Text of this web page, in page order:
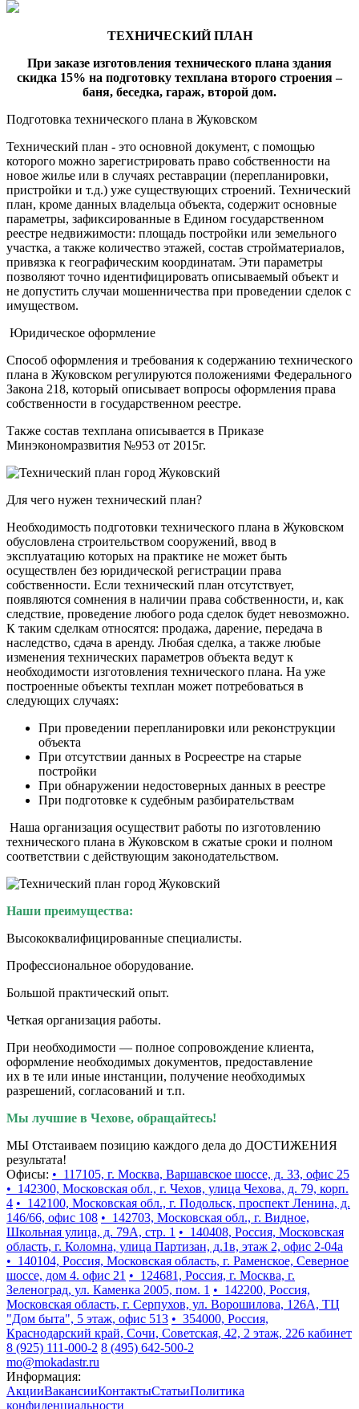
ТЕХНИЧЕСКИЙ ПЛАН
При заказе изготовления технического плана здания
скидка 15% на подготовку техплана второго строения –
баня, беседка, гараж, второй дом.
Подготовка технического плана в Жуковском
Технический план - это основной документ, с помощью
которого можно зарегистрировать право собственности на
новое жилье или в случаях реставрации (перепланировки,
пристройки и т.д.) уже существующих строений. Технический
план, кроме данных владельца объекта, содержит основные
параметры, зафиксированные в Едином государственном
реестре недвижимости: площадь постройки или земельного
участка, а также количество этажей, состав стройматериалов,
привязка к географическим координатам. Эти параметры
позволяют точно идентифицировать описываемый объект и
не допустить случаи мошенничества при проведении сделок с
имуществом.
Юридическое оформление
Способ оформления и требования к содержанию технического
плана в Жуковском регулируются положениями Федерального
Закона 218, который описывает вопросы оформления права
собственности в государственном реестре.
Также состав техплана описывается в Приказе
Минэкономразвития №953 от 2015г.
Для чего нужен технический план?
Необходимость подготовки технического плана в Жуковском
обусловлена строительством сооружений, ввод в
эксплуатацию которых на практике не может быть
осуществлен без юридической регистрации права
собственности. Если технический план отсутствует,
появляются сомнения в наличии права собственности, и, как
следствие, проведение любого рода сделок будет невозможно.
К таким сделкам относятся: продажа, дарение, передача в
наследство, сдача в аренду. Любая сделка, а также любые
изменения технических параметров объекта ведут к
необходимости изготовления технического плана. На уже
построенные объекты техплан может потребоваться в
следующих случаях:
При проведении перепланировки или реконструкции
объекта
При отсутствии данных в Росреестре на старые
постройки
При обнаружении недостоверных данных в реестре
При подготовке к судебным разбирательствам
Наша организация осуществит работы по изготовлению
технического плана в Жуковском в сжатые сроки и полном
соответствии с действующим законодательством.
Наши преимущества:
Высококвалифицированные специалисты.
Профессиональное оборудование.
Большой практический опыт.
Четкая организация работы.
При необходимости — полное сопровождение клиента,
оформление необходимых документов, предоставление
их в те или иные инстанции, получение необходимых
разрешений, согласований и т.п.
Мы лучшие в Чехове, обращайтесь!
МЫ Отстаиваем позицию каждого дела до ДОСТИЖЕНИЯ
результата!
Офисы: • 117105, г. Москва, Варшавское шоссе, д. 33, офис 25
• 142300, Московская обл., г. Чехов, улица Чехова, д. 79, корп.
4 • 142100, Московская обл., г. Подольск, проспект Ленина, д.
146/66, офис 108 • 142703, Московская обл., г. Видное,
Школьная улица, д. 79А, стр. 1 • 140408, Россия, Московская
область, г. Коломна, улица Партизан, д.1в, этаж 2, офис 2-04а
• 140104, Россия, Московская область, г. Раменское, Северное
шоссе, дом 4. офис 21 • 124681, Россия, г. Москва, г.
Зеленоград, ул. Каменка 2005, пом. 1 • 142200, Россия,
Московская область, г. Серпухов, ул. Ворошилова, 126А, ТЦ
"Дом быта", 5 этаж, офис 513 • 354000, Россия,
Краснодарский край, Сочи, Советская, 42, 2 этаж, 226 кабинет
8 (925) 111-000-2 8 (495) 642-500-2
mo@mokadastr.ru
Информация:
АкцииВакансииКонтактыСтатьиПолитика
конфиденциальности